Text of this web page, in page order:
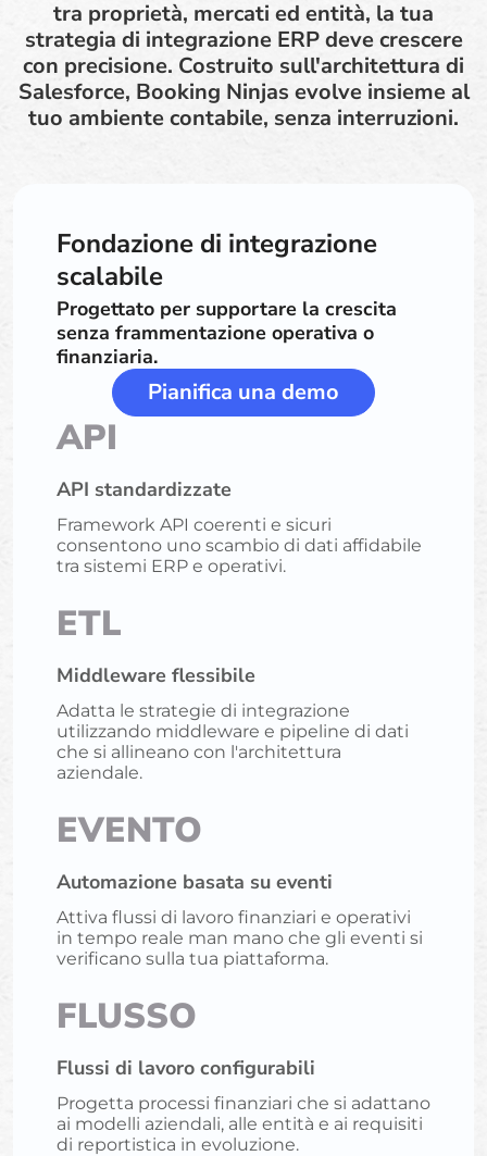
tra proprietà, mercati ed entità, la tua
strategia di integrazione ERP deve crescere
con precisione. Costruito sull'architettura di
Salesforce, Booking Ninjas evolve insieme al
tuo ambiente contabile, senza interruzioni.
Fondazione di integrazione
scalabile
Progettato per supportare la crescita
senza frammentazione operativa o
finanziaria.
Pianifica una demo
API
API standardizzate
Framework API coerenti e sicuri
consentono uno scambio di dati affidabile
tra sistemi ERP e operativi.
ETL
Middleware flessibile
Adatta le strategie di integrazione
utilizzando middleware e pipeline di dati
che si allineano con l'architettura
aziendale.
EVENTO
Automazione basata su eventi
Attiva flussi di lavoro finanziari e operativi
in tempo reale man mano che gli eventi si
verificano sulla tua piattaforma.
FLUSSO
Flussi di lavoro configurabili
Progetta processi finanziari che si adattano
ai modelli aziendali, alle entità e ai requisiti
di reportistica in evoluzione.